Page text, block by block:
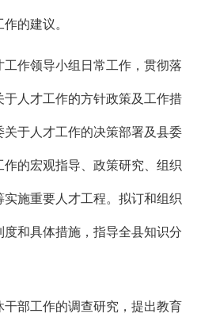
的建议。
工作领导小组日常工作，贯彻落
人才工作的方针政策及工作措
于人才工作的决策部署及县委
的宏观指导、政策研究、组织
施重要人才工程。拟订和组织
和具体措施，指导全县知识分
干部工作的调查研究，提出教育